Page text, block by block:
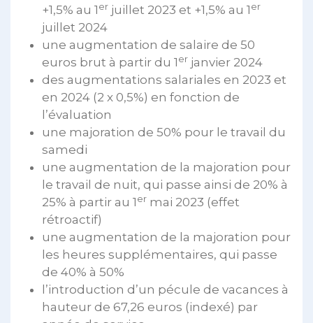
+1,5% au 1 er juillet 2023 et +1,5% au 1 er
juillet 2024
une augmentation de salaire de 50
euros brut à partir du 1 er janvier 2024
des augmentations salariales en 2023 et
en 2024 (2 x 0,5%) en fonction de
l’évaluation
une majoration de 50% pour le travail du
samedi
une augmentation de la majoration pour
le travail de nuit, qui passe ainsi de 20% à
25% à partir au 1 er mai 2023 (effet
rétroactif)
une augmentation de la majoration pour
les heures supplémentaires, qui passe
de 40% à 50%
l’introduction d’un pécule de vacances à
hauteur de 67,26 euros (indexé) par